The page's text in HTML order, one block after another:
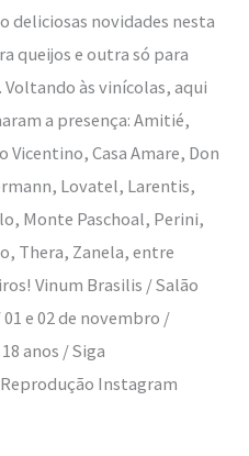
deliciosas novidades nesta
queijos e outra só para
às vinícolas, aqui
a presença: Amitié,
Vicentino, Casa Amare, Don
Lovatel, Larentis,
Monte Paschoal, Perini,
Thera, Zanela, entre
Vinum Brasilis / Salão
e 02 de novembro /
anos / Siga
Instagram